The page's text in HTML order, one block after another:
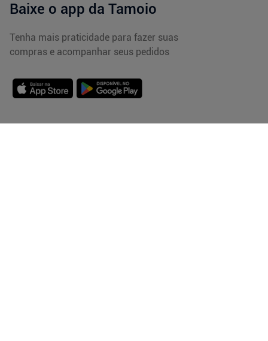
Baixe o app da Tamoio
Tenha mais praticidade para fazer suas
compras e acompanhar seus pedidos